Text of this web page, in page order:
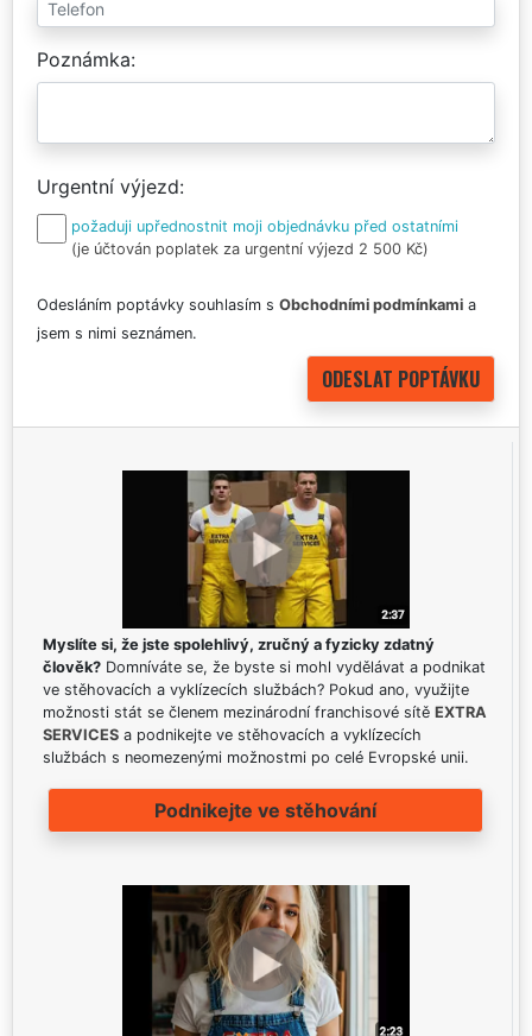
Poznámka
Urgentní výjezd
požaduji upřednostnit moji objednávku před ostatními
(je účtován poplatek za urgentní výjezd 2 500 Kč)
Odesláním poptávky souhlasím s Obchodními podmínkami a
jsem s nimi seznámen.
Myslíte si, že jste spolehlivý, zručný a fyzicky zdatný
člověk? Domníváte se, že byste si mohl vydělávat a podnikat
ve stěhovacích a vyklízecích službách? Pokud ano, využijte
možnosti stát se členem mezinárodní franchisové sítě EXTRA
SERVICES a podnikejte ve stěhovacích a vyklízecích
službách s neomezenými možnostmi po celé Evropské unii.
Podnikejte ve stěhování